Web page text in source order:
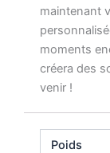
maintenant
moments
créera des
venir !
Poids